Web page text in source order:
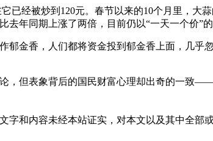
已经被炒到120元。春节以来的10个月里，大
去年同期上涨了两倍，目前仍以“一天一个价”的
金香，人们都将资金投到郁金香上面，几乎
，但表象背后的国民财富心理却出奇的一致
和内容未经本站证实，对本文以及其中全部